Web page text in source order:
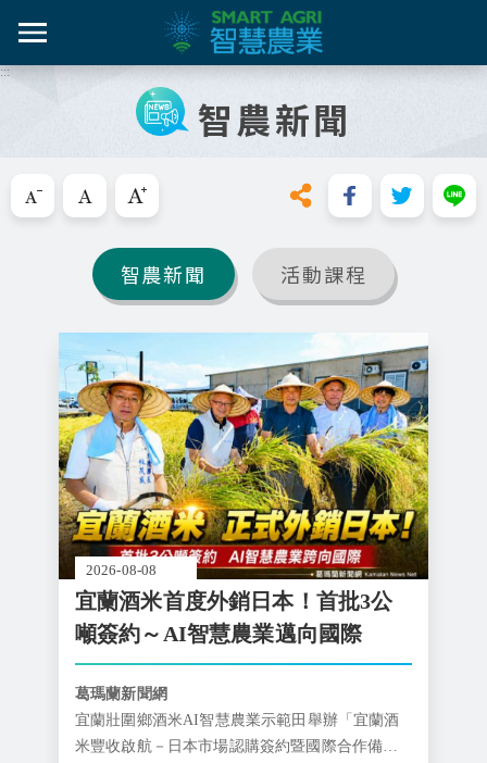
:::
智農新聞
智農新聞 活動課程
2026-08-08
宜蘭酒米首度外銷日本！首批3公
噸簽約～AI智慧農業邁向國際
葛瑪蘭新聞網
宜蘭壯圍鄉酒米AI智慧農業示範田舉辦「宜蘭酒
米豐收啟航－日本市場認購簽約暨國際合作備忘
新知與活動
推動實例
影音區
技服專區
技術專區
相關資源
智慧農業生態圈 FB
網站導覽
畜禽產業
資料集